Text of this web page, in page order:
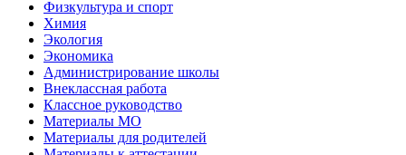
Физкультура и спорт
Химия
Экология
Экономика
Администрирование школы
Внеклассная работа
Классное руководство
Материалы МО
Материалы для родителей